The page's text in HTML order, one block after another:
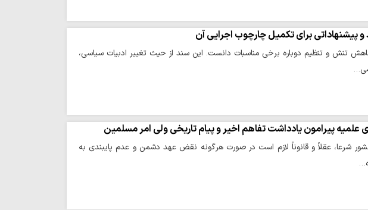
و پیشنهاداتی برای تکمیل چارچوب اجرایی آن
تنش و تنظیم دوباره برخی مناسبات دانست. این سند از حیث تغییر ادبیات سیاسی،
علمیه پیرامون یادداشت تفاهم اخیر و پیام تاریخی ولی امر مسلمین
شرعا، عقلاً و قانوناً لازم است در صورت هرگونه نقض عهد دشمن و عدم پایبندی به